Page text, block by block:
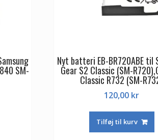
SM-
Nyt batteri EB-BR720ABE til
Gear S2 Classic (SM-
Classic R732 (SM-
120,00 kr
Tilføj til kurv